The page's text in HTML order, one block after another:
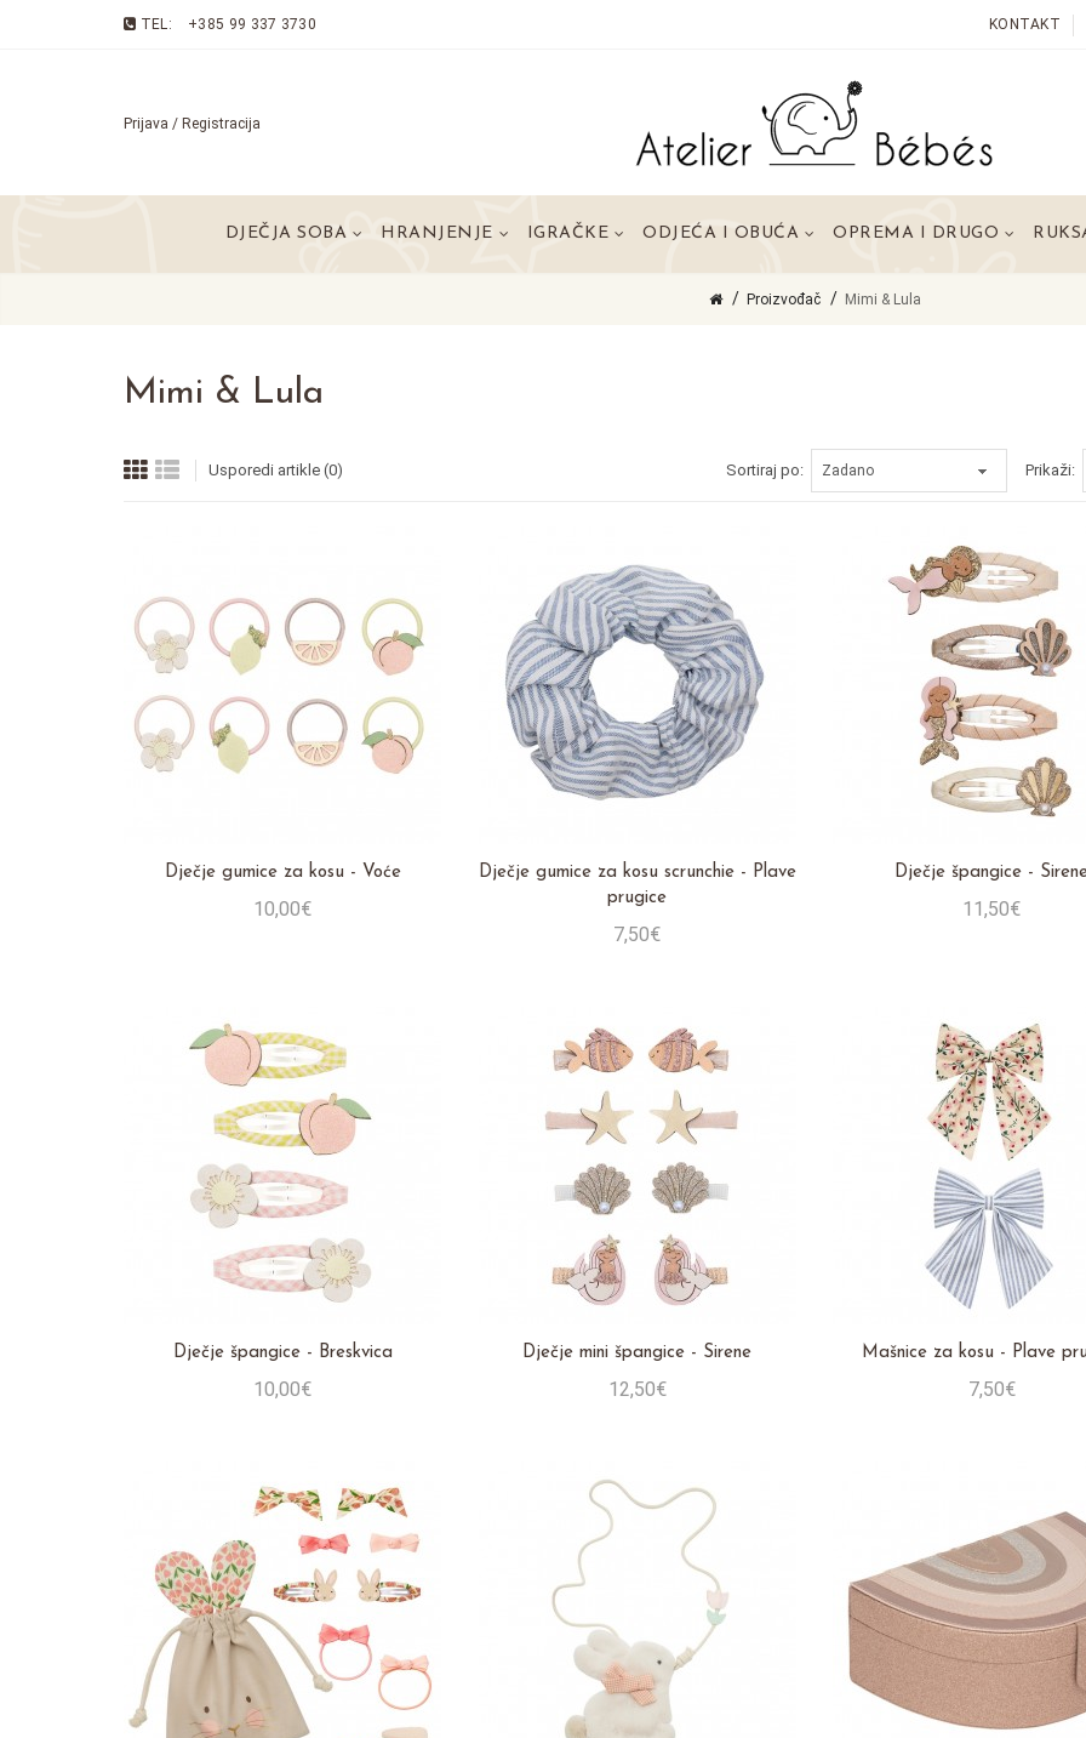
TEL: +385 99 337 3730 KONTAKT
Prijava / Registracija
DJEČJA SOBA HRANJENJE IGRAČKE ODJEĆA I OBUĆA OPREMA I DRUGO
Proizvođač Mimi & Lula
Mimi & Lula
Usporedi artikle (0) Sortiraj po: Prikaži:
Dječje gumice za kosu - Voće
10,00€
Dječje gumice za kosu scrunchie - Plave
prugice
7,50€
Dječje špangice -
11,50€
Dječje špangice - Breskvica
10,00€
Dječje mini špangice - Sirene
12,50€
Mašnice za kosu - Plave
7,50€